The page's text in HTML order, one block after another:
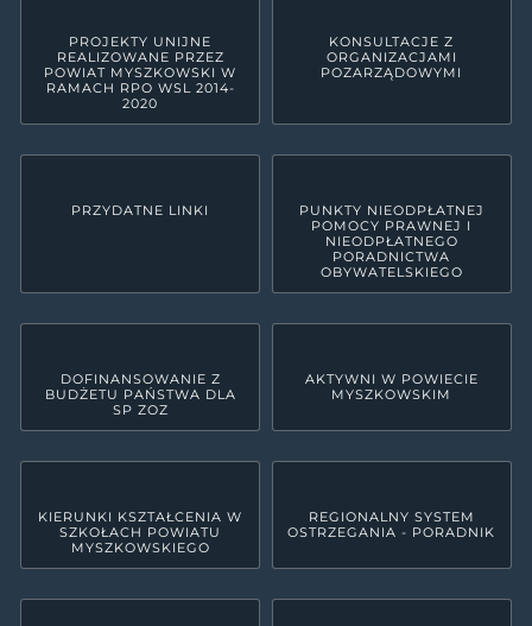
PROJEKTY UNIJNE
REALIZOWANE PRZEZ
POWIAT MYSZKOWSKI W
RAMACH RPO WSL 2014-
2020
KONSULTACJE Z
ORGANIZACJAMI
POZARZĄDOWYMI
PRZYDATNE LINKI
PUNKTY NIEODPŁATNEJ
POMOCY PRAWNEJ I
NIEODPŁATNEGO
PORADNICTWA
OBYWATELSKIEGO
DOFINANSOWANIE Z
BUDŻETU PAŃSTWA DLA
SP ZOZ
AKTYWNI W POWIECIE
MYSZKOWSKIM
KIERUNKI KSZTAŁCENIA W
SZKOŁACH POWIATU
MYSZKOWSKIEGO
REGIONALNY SYSTEM
OSTRZEGANIA - PORADNIK